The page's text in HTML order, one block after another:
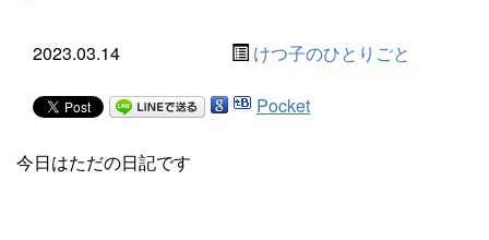
2023.03.14 けつ子のひとりごと
Pocket
今日はただの日記です